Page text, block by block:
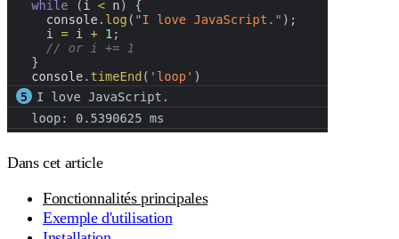
Dans cet article
Fonctionnalités principales
Exemple d'utilisation